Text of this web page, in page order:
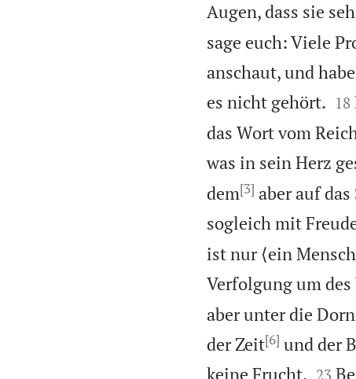
Augen, dass sie
sage euch: Viele
anschaut, und
es nicht gehört.
18
das Wort vom
was in sein Herz
dem[3] aber auf
sogleich mit
ist nur ⟨ein
Verfolgung um
aber unter die
der Zeit[6] und der
keine Frucht.
23